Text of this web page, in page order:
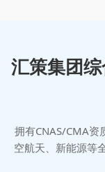
汇策集团
拥有CNAS/CMA资
空航天、新能源等